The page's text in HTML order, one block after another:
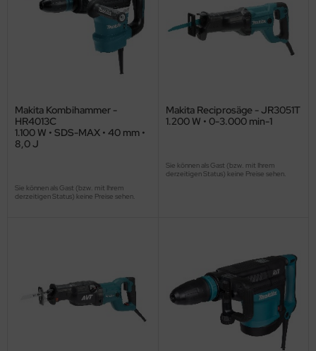
Makita Kombihammer -
HR4013C
1.100 W • SDS-MAX • 40 mm •
8,0 J
Sie können als Gast (bzw. mit Ihrem
derzeitigen Status) keine Preise sehen.
Makita Reciprosäge - JR3051T
1.200 W • 0-3.000 min-1
Sie können als Gast (bzw. mit Ihrem
derzeitigen Status) keine Preise sehen.